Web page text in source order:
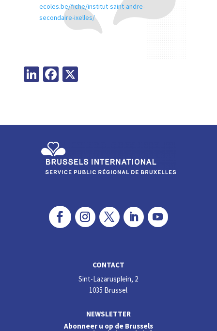
ecoles.be/fiche/institut-saint-andre-
secondaire-ixelles/
Li
dI
Fa
o
k
X
CONTACT
Sint-Lazarusplein, 2
1035 Brussel
NEWSLETTER
Abonneer u op de Brussels